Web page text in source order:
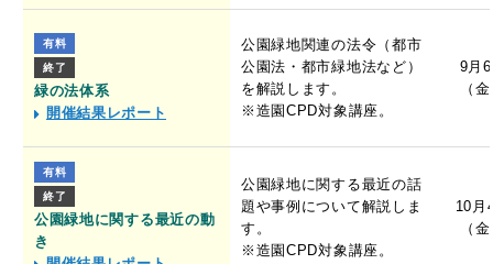
有料
終了
緑の法体系
開催結果レポート
公園緑地関連の法令（都市
公園法・都市緑地法など）
を解説します。
※造園CPD対象講座。
9月
（
有料
終了
公園緑地に関する最近の動
き
公園緑地に関する最近の話
題や事例について解説しま
す。
※造園CPD対象講座。
10月
（